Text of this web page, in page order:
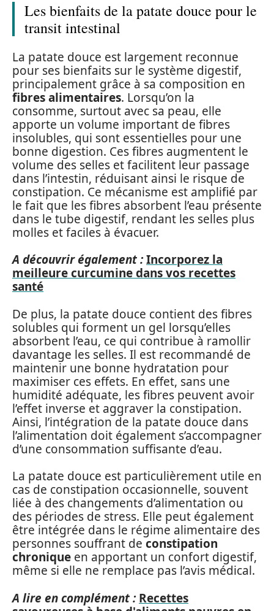
Les bienfaits de la patate douce pour le
transit intestinal
La patate douce est largement reconnue
pour ses bienfaits sur le système digestif,
principalement grâce à sa composition en
fibres alimentaires. Lorsqu’on la
consomme, surtout avec sa peau, elle
apporte un volume important de fibres
insolubles, qui sont essentielles pour une
bonne digestion. Ces fibres augmentent le
volume des selles et facilitent leur passage
dans l’intestin, réduisant ainsi le risque de
constipation. Ce mécanisme est amplifié par
le fait que les fibres absorbent l’eau présente
dans le tube digestif, rendant les selles plus
molles et faciles à évacuer.
A découvrir également :Incorporez la
meilleure curcumine dans vos recettes
santé
De plus, la patate douce contient des fibres
solubles qui forment un gel lorsqu’elles
absorbent l’eau, ce qui contribue à ramollir
davantage les selles. Il est recommandé de
maintenir une bonne hydratation pour
maximiser ces effets. En effet, sans une
humidité adéquate, les fibres peuvent avoir
l’effet inverse et aggraver la constipation.
Ainsi, l’intégration de la patate douce dans
l’alimentation doit également s’accompagner
d’une consommation suffisante d’eau.
La patate douce est particulièrement utile en
cas de constipation occasionnelle, souvent
liée à des changements d’alimentation ou
des périodes de stress. Elle peut également
être intégrée dans le régime alimentaire des
personnes souffrant de constipation
chronique en apportant un confort digestif,
même si elle ne remplace pas l’avis médical.
A lire en complément : Recettes